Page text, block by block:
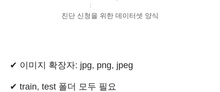
진단 신청을 위한 데이터셋 양식
✔ 이미지 확장자: jpg, png, jpeg
✔ train, test 폴더 모두 필요